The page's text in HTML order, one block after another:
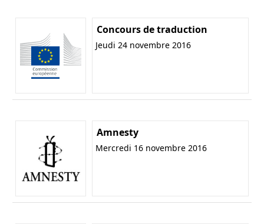
Concours de traduction
Jeudi 24 novembre 2016
Amnesty
Mercredi 16 novembre 2016